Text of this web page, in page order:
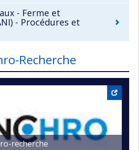
- Ferme et
- Procédures et
Recherche
recherche